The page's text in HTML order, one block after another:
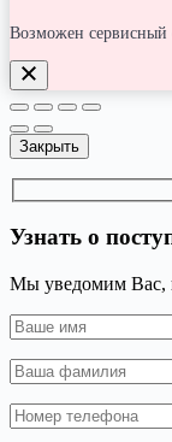
Возможен сервисный
Закрыть
Узнать о
Мы уведомим Вас,